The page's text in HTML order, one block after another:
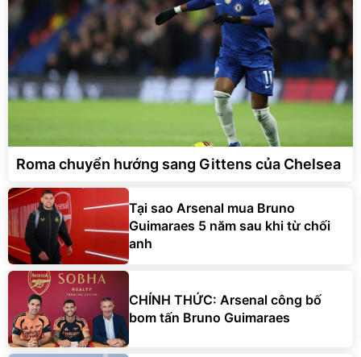
Roma chuyển hướng sang Gittens của Chelsea
Tại sao Arsenal mua Bruno
Guimaraes 5 năm sau khi từ chối
anh
CHÍNH THỨC: Arsenal công bố
bom tấn Bruno Guimaraes